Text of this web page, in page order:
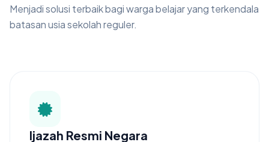
Menjadi solusi terbaik bagi warga belajar yang terkendala
batasan usia sekolah reguler.
Ijazah Resmi Negara